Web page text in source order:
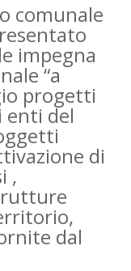
comunale
impegna
“a
progetti
enti del
di
,
dal